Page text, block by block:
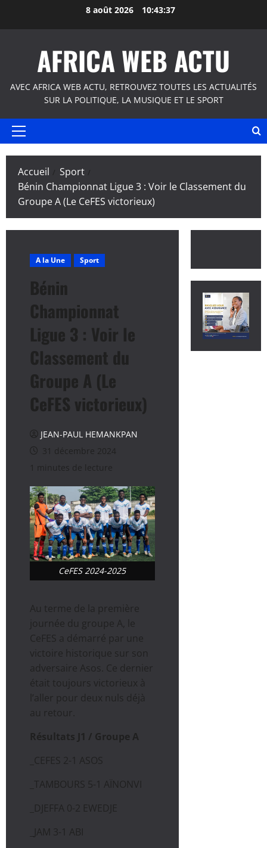
8 août 2026 10:43:37
AFRICA WEB ACTU
AVEC AFRICA WEB ACTU, RETROUVEZ TOUTES LES ACTUALITÉS
SUR LA POLITIQUE, LA MUSIQUE ET LE SPORT
Menu
Accueil
Sport
Bénin Championnat Ligue 3 : Voir le Classement du
Groupe A (Le CeFES victorieux)
A la Une Sport
Bénin
Championnat
Ligue 3 : Voir le
Classement du
Groupe A (Le
CeFES victorieux)
JEAN-PAUL HEMANKPAN
31 décembre 2024
1 minutes de lecture
CeFES 2024-2025
Au terme de la première
journée du groupe A, le
CeFES a démarré par une
victoire historique sur son
adversaire Asos. Ce dernier
était toujours victorieux à
l’aller pour deux nuls déjà
au retour.
Résultats J1 / Groupe A
_CEFES 2-1 ASOS
_TAMBOURS 5-1 AÏNONVI
_DJEFFA 0-2 EWEDJE
_JAM 3-1 ABI